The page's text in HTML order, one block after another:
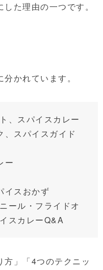
た理由の一つです。
かれています。
、スパイスカレー
スパイスガイド
ー
イスおかず
ール・フライドオ
スカレーQ&A
」「4つのテクニッ